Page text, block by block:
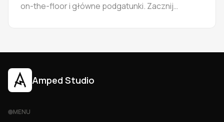
on-the-floor i główne podgatunki. Zacznij
Amped Studio
MENU